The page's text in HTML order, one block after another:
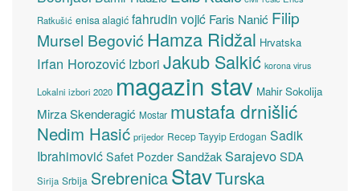
Ratkušić enisa alagić fahrudin vojić Faris Nanić Filip
Mursel Begović Hamza Ridžal Hrvatska
Irfan Horozović Izbori Jakub Salkić korona virus
Lokalni izbori 2020 magazin stav Mahir Sokolija
Mirza Skenderagić Mostar mustafa drnišlić
Nedim Hasić prijedor Recep Tayyip Erdogan Sadik
Ibrahimović Safet Pozder SandžakSarajevoSDA
Sirija Srbija SrebrenicaStavTurska